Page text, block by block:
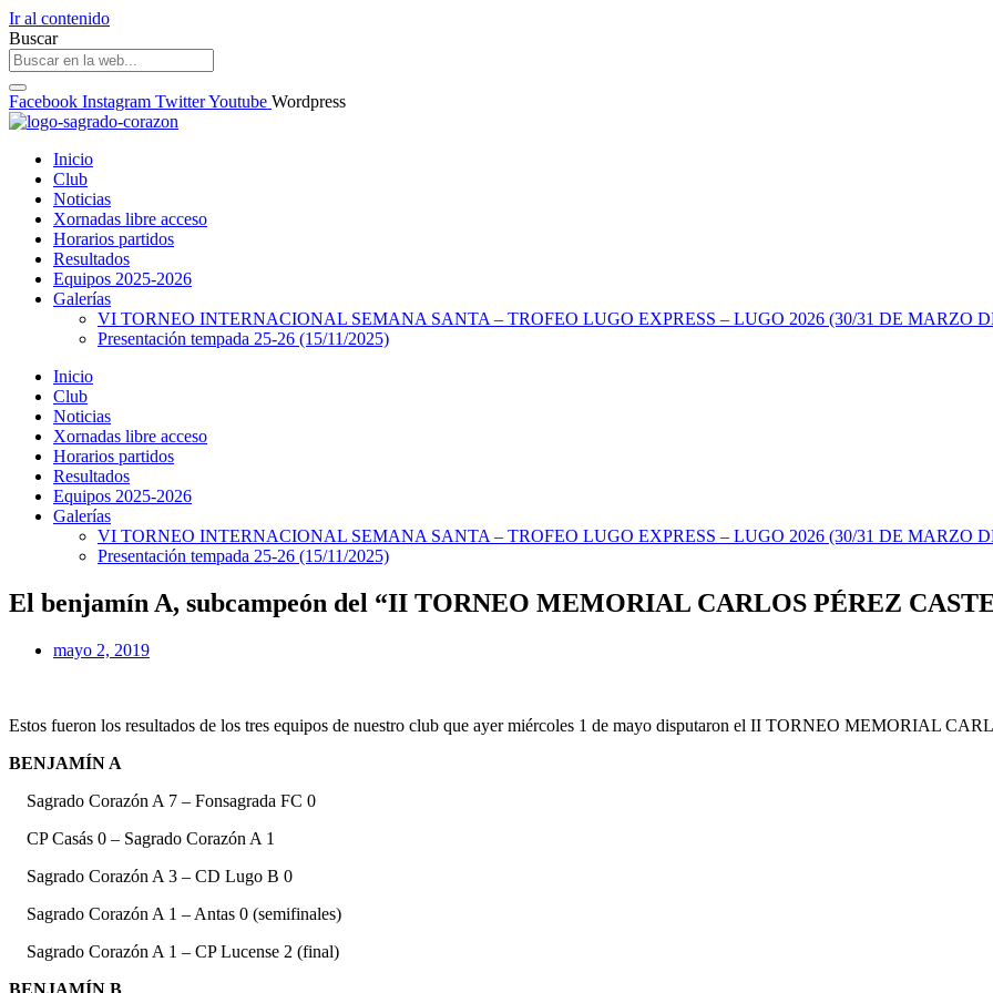
Ir al contenido
Buscar
Facebook Instagram TwitterYoutube Wordpress
Inicio
Club
Noticias
Xornadas libre acceso
Horarios partidos
Resultados
Equipos 2025-2026
Galerías
VI TORNEO INTERNACIONAL SEMANA SANTA – TROFEO LUGO EXPRESS – LUGO 2026 (30/31 DE MARZO
Presentación tempada 25-26 (15/11/2025)
Inicio
Club
Noticias
Xornadas libre acceso
Horarios partidos
Resultados
Equipos 2025-2026
Galerías
VI TORNEO INTERNACIONAL SEMANA SANTA – TROFEO LUGO EXPRESS – LUGO 2026 (30/31 DE MARZO
Presentación tempada 25-26 (15/11/2025)
El benjamín A, subcampeón del “II TORNEO MEMORIAL CARLOS PÉREZ
mayo 2, 2019
Estos fueron los resultados de los tres equipos de nuestro club que ayer miércoles 1 de mayo disputaron el II TORNEO MEMORIAL
BENJAMÍN A
Sagrado Corazón A 7 – Fonsagrada FC 0
CP Casás 0 – Sagrado Corazón A 1
Sagrado Corazón A 3 – CD Lugo B 0
Sagrado Corazón A 1 – Antas 0 (semifinales)
Sagrado Corazón A 1 – CP Lucense 2 (final)
BENJAMÍN B